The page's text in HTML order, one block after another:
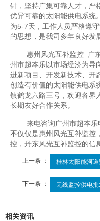
针，坚持广集可靠人才，严
优异可靠的太阳能供电系统
为5-7天，工作人员严格遵
的思想，是我司多年良好发
惠州风光互补监控_广
州市超本乐以市场经济为导
进新项目、开发新技术、开
创造有价值的太阳能供电系
镇鹤龙六路三号，欢迎各界
长期友好合作关系。
来电咨询广州市超本
不仅仅是惠州风光互补监控
控，丹东风光互补监控的信
上一条 ： 桂林太阳能河
下一条 ： 无线监控供电
相关资讯